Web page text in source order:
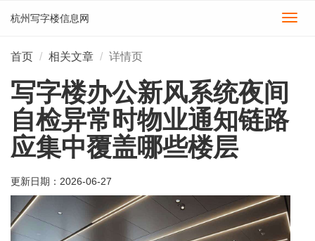
切
杭州写字楼信息网
首页 相关文章 详情页
写字楼办公新风系统夜间
自检异常时物业通知链路
应集中覆盖哪些楼层
更新日期： 2026-06-27